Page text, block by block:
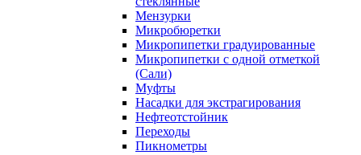
Мензурки
Микробюретки
Микропипетки градуированные
Микропипетки с одной отметкой
(Сали)
Муфты
Насадки для экстрагирования
Нефтеотстойник
Переходы
Пикнометры